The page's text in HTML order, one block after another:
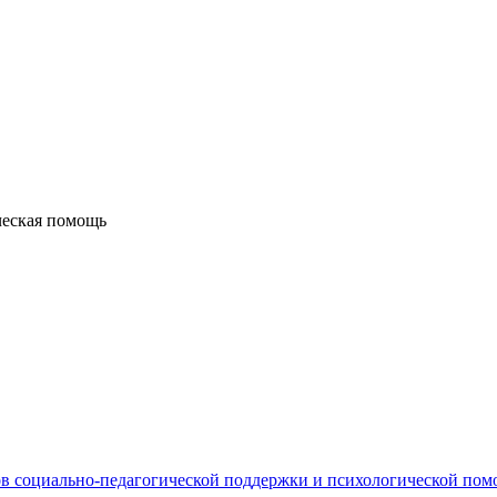
помощь
педагогической поддержки и психологической